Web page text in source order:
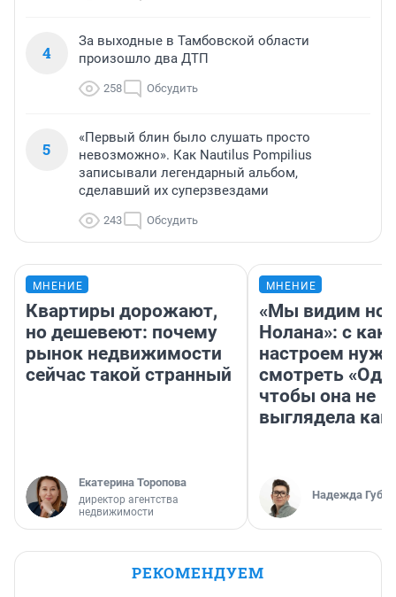
4
За выходные в Тамбовской области
произошло два ДТП
258 Обсудить
5
«Первый блин было слушать просто
невозможно». Как Nautilus Pompilius
записывали легендарный альбом,
сделавший их суперзвездами
243 Обсудить
МНЕНИЕ
Квартиры дорожают,
но дешевеют: почему
рынок недвижимости
сейчас такой странный
Екатерина Торопова
директор агентства
недвижимости
МНЕНИЕ
«Мы видим
Нолана»: с
настроем
смотреть
чтобы она не
выглядела как
Надежда
РЕКОМЕНДУЕМ